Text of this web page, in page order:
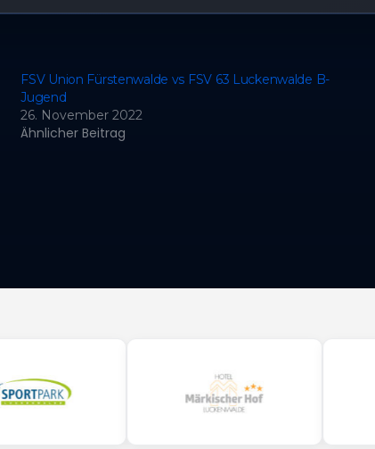
FSV Union Fürstenwalde vs FSV 63 Luckenwalde B-
Jugend
26. November 2022
Ähnlicher Beitrag